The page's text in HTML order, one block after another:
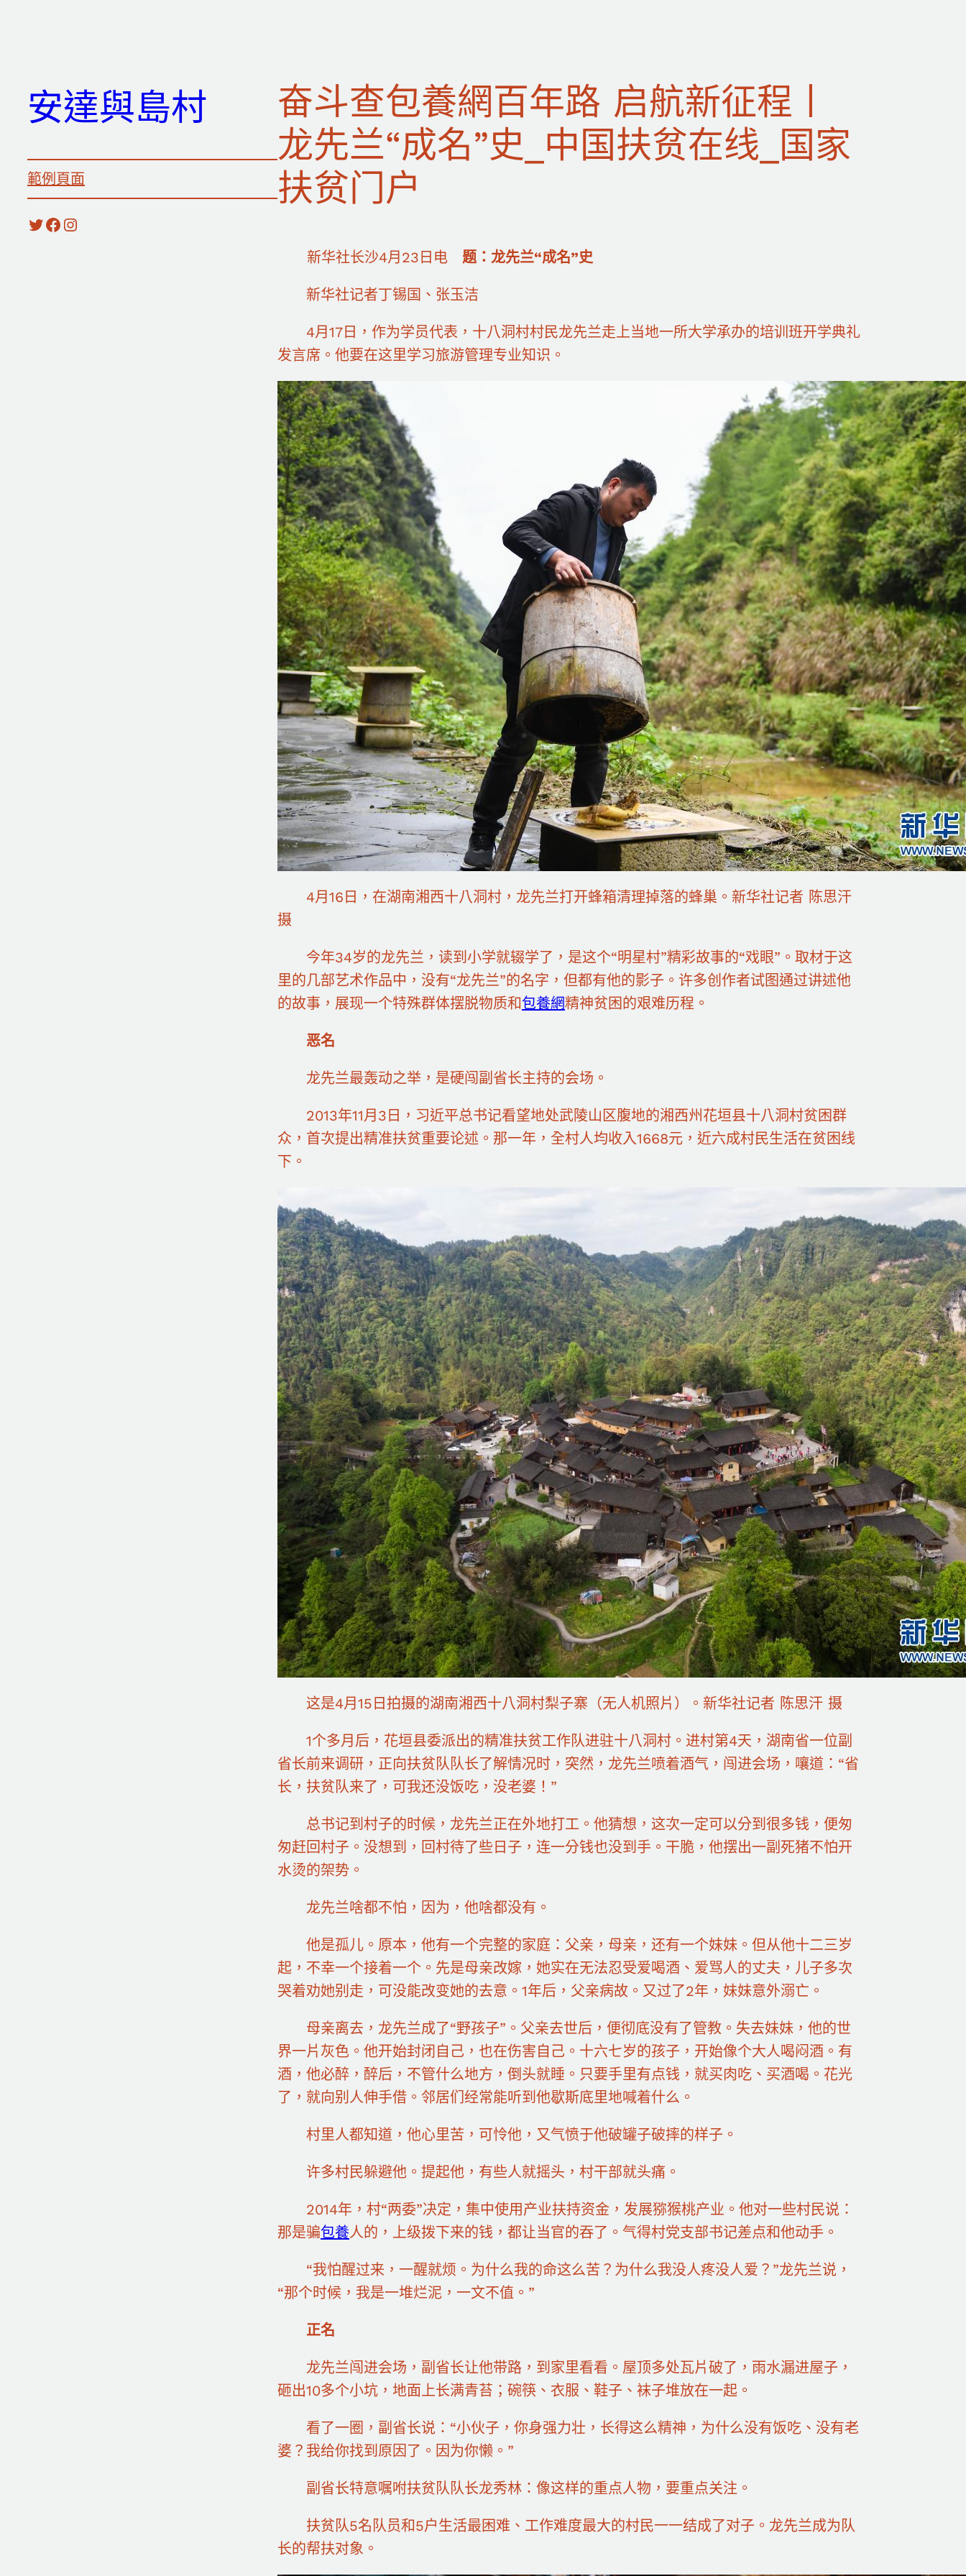
安達與島村
範例頁面
X Facebook Instagram
奋斗查包養網百年路 启航新征程丨
龙先兰“成名”史_中国扶贫在线_国家
扶贫门户
新华社长沙4月23日电 题：龙先兰“成名”史
新华社记者丁锡国、张玉洁
4月17日，作为学员代表，十八洞村村民龙先兰走上当地一所大学承办的培训班开学典礼
发言席。他要在这里学习旅游管理专业知识。
4月16日，在湖南湘西十八洞村，龙先兰打开蜂箱清理掉落的蜂巢。新华社记者 陈思汗
摄
今年34岁的龙先兰，读到小学就辍学了，是这个“明星村”精彩故事的“戏眼”。取材于这
里的几部艺术作品中，没有“龙先兰”的名字，但都有他的影子。许多创作者试图通过讲述他
的故事，展现一个特殊群体摆脱物质和包養網精神贫困的艰难历程。
恶名
龙先兰最轰动之举，是硬闯副省长主持的会场。
2013年11月3日，习近平总书记看望地处武陵山区腹地的湘西州花垣县十八洞村贫困群
众，首次提出精准扶贫重要论述。那一年，全村人均收入1668元，近六成村民生活在贫困线
下。
这是4月15日拍摄的湖南湘西十八洞村梨子寨（无人机照片）。新华社记者 陈思汗 摄
1个多月后，花垣县委派出的精准扶贫工作队进驻十八洞村。进村第4天，湖南省一位副
省长前来调研，正向扶贫队队长了解情况时，突然，龙先兰喷着酒气，闯进会场，嚷道：“省
长，扶贫队来了，可我还没饭吃，没老婆！”
总书记到村子的时候，龙先兰正在外地打工。他猜想，这次一定可以分到很多钱，便匆
匆赶回村子。没想到，回村待了些日子，连一分钱也没到手。干脆，他摆出一副死猪不怕开
水烫的架势。
龙先兰啥都不怕，因为，他啥都没有。
他是孤儿。原本，他有一个完整的家庭：父亲，母亲，还有一个妹妹。但从他十二三岁
起，不幸一个接着一个。先是母亲改嫁，她实在无法忍受爱喝酒、爱骂人的丈夫，儿子多次
哭着劝她别走，可没能改变她的去意。1年后，父亲病故。又过了2年，妹妹意外溺亡。
母亲离去，龙先兰成了“野孩子”。父亲去世后，便彻底没有了管教。失去妹妹，他的世
界一片灰色。他开始封闭自己，也在伤害自己。十六七岁的孩子，开始像个大人喝闷酒。有
酒，他必醉，醉后，不管什么地方，倒头就睡。只要手里有点钱，就买肉吃、买酒喝。花光
了，就向别人伸手借。邻居们经常能听到他歇斯底里地喊着什么。
村里人都知道，他心里苦，可怜他，又气愤于他破罐子破摔的样子。
许多村民躲避他。提起他，有些人就摇头，村干部就头痛。
2014年，村“两委”决定，集中使用产业扶持资金，发展猕猴桃产业。他对一些村民说：
那是骗包養人的，上级拨下来的钱，都让当官的吞了。气得村党支部书记差点和他动手。
“我怕醒过来，一醒就烦。为什么我的命这么苦？为什么我没人疼没人爱？”龙先兰说，
“那个时候，我是一堆烂泥，一文不值。”
正名
龙先兰闯进会场，副省长让他带路，到家里看看。屋顶多处瓦片破了，雨水漏进屋子，
砸出10多个小坑，地面上长满青苔；碗筷、衣服、鞋子、袜子堆放在一起。
看了一圈，副省长说：“小伙子，你身强力壮，长得这么精神，为什么没有饭吃、没有老
婆？我给你找到原因了。因为你懒。”
副省长特意嘱咐扶贫队队长龙秀林：像这样的重点人物，要重点关注。
扶贫队5名队员和5户生活最困难、工作难度最大的村民一一结成了对子。龙先兰成为队
长的帮扶对象。